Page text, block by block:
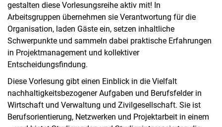
gestalten diese Vorlesungsreihe aktiv mit! In
Arbeitsgruppen übernehmen sie Verantwortung für die
Organisation, laden Gäste ein, setzen inhaltliche
Schwerpunkte und sammeln dabei praktische Erfahrungen
in Projektmanagement und kollektiver
Entscheidungsfindung.
Diese Vorlesung gibt einen Einblick in die Vielfalt
nachhaltigkeitsbezogener Aufgaben und Berufsfelder in
Wirtschaft und Verwaltung und Zivilgesellschaft. Sie ist
Berufsorientierung, Netzwerken und Projektarbeit in einem